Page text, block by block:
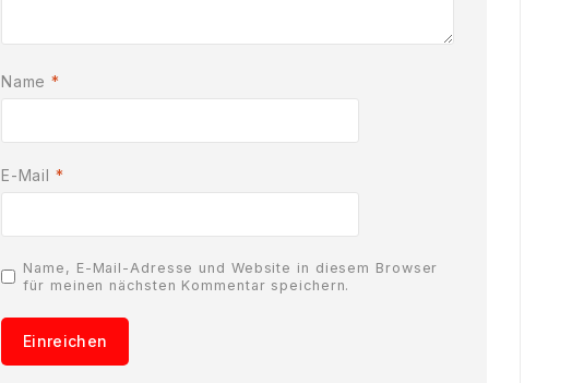
Name*
E-Mail*
Name, E-Mail-Adresse und Website in diesem Browser
für meinen nächsten Kommentar speichern.